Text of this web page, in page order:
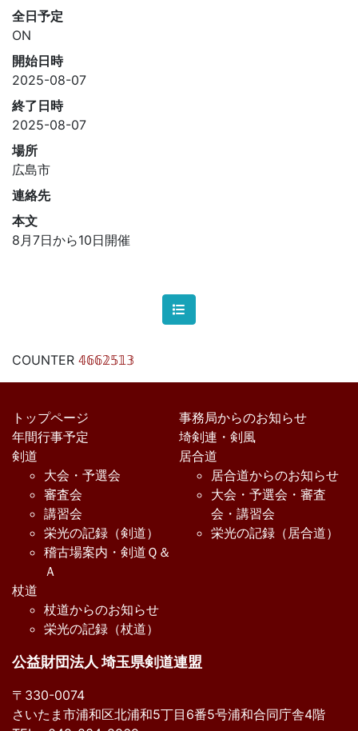
全日予定
ON
開始日時
2025-08-07
終了日時
2025-08-07
場所
広島市
連絡先
本文
8月7日から10日開催
COUNTER 𝟜𝟞𝟞𝟚𝟝𝟙𝟛
トップページ
事務局からのお知らせ
年間行事予定
埼剣連・剣風
剣道
大会・予選会
審査会
講習会
栄光の記録（剣道）
稽古場案内・剣道Ｑ＆
Ａ
居合道
居合道からのお知らせ
大会・予選会・審査
会・講習会
栄光の記録（居合道）
杖道
杖道からのお知らせ
栄光の記録（杖道）
公益財団法人 埼玉県剣道連盟
〒330-0074
さいたま市浦和区北浦和5丁目6番5号浦和合同庁舎4階